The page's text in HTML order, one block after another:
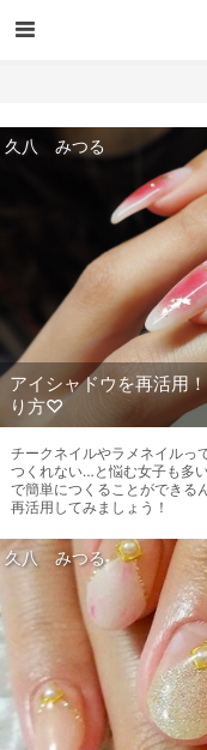
久八 みつる
アイシャドウを再活用
り方♡
チークネイルやラメネイルっ
つくれない…と悩む女子も多
で簡単につくることができる
再活用してみましょう！
久八 みつる